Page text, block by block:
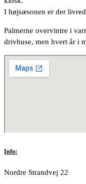
I højsæsonen er der
Palmerne overvintre i
drivhuse, men hvert år i
Info:
Nordre Strandvej 22